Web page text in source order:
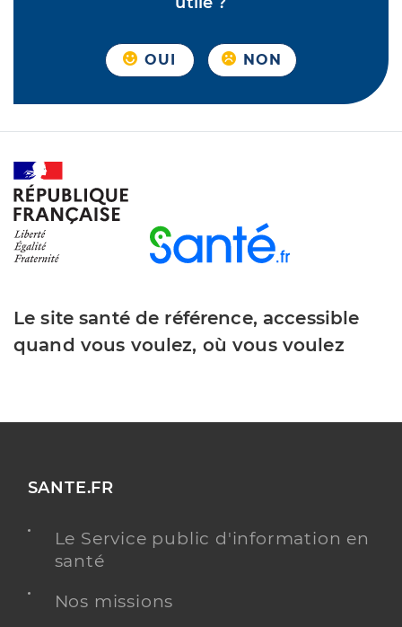
OUI NON
Le site santé de référence, accessible
quand vous voulez, où vous voulez
SANTE.FR
Le Service public d'information en
santé
Nos missions